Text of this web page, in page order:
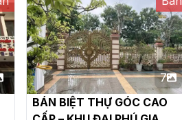
7
BÁN BIỆT THỰ GÓC CAO